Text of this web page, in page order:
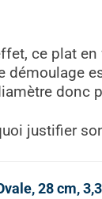
ce plat
démoulage
donc
justifier
28 cm,